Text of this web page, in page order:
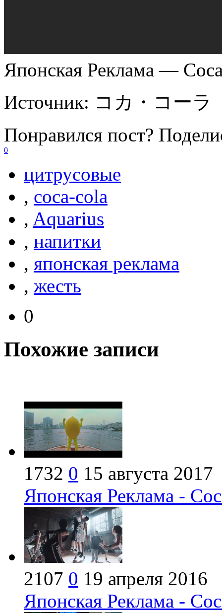
Японская Реклама —
Источник: コカ・コーラ
Понравился пост?
0
цитрусовые
, coca-cola
, Aquarius
, напитки
, японская реклама
, жесть
0
Похожие записи
1732 0 15 августа 2017
Японская Реклама -
2107 0 19 апреля 2016
Японская Реклама -